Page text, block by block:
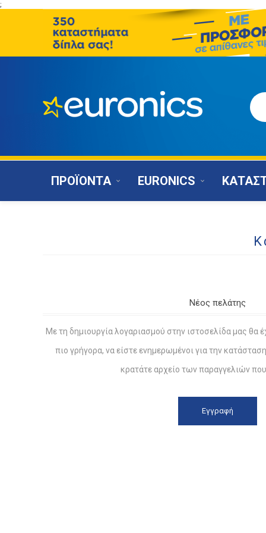
;
ΠΡΟΪΟΝΤΑ EURONICS
Νέος πελάτης
Με τη δημιουργία λογαριασμού στην ιστοσελίδα μας θα
πιο γρήγορα, να είστε ενημερωμένοι για την
κρατάτε αρχείο των παραγγελιών που